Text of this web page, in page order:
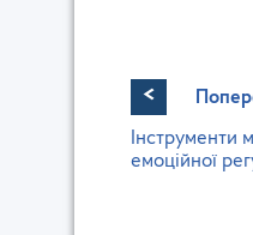
<
Інструменти
емоційної